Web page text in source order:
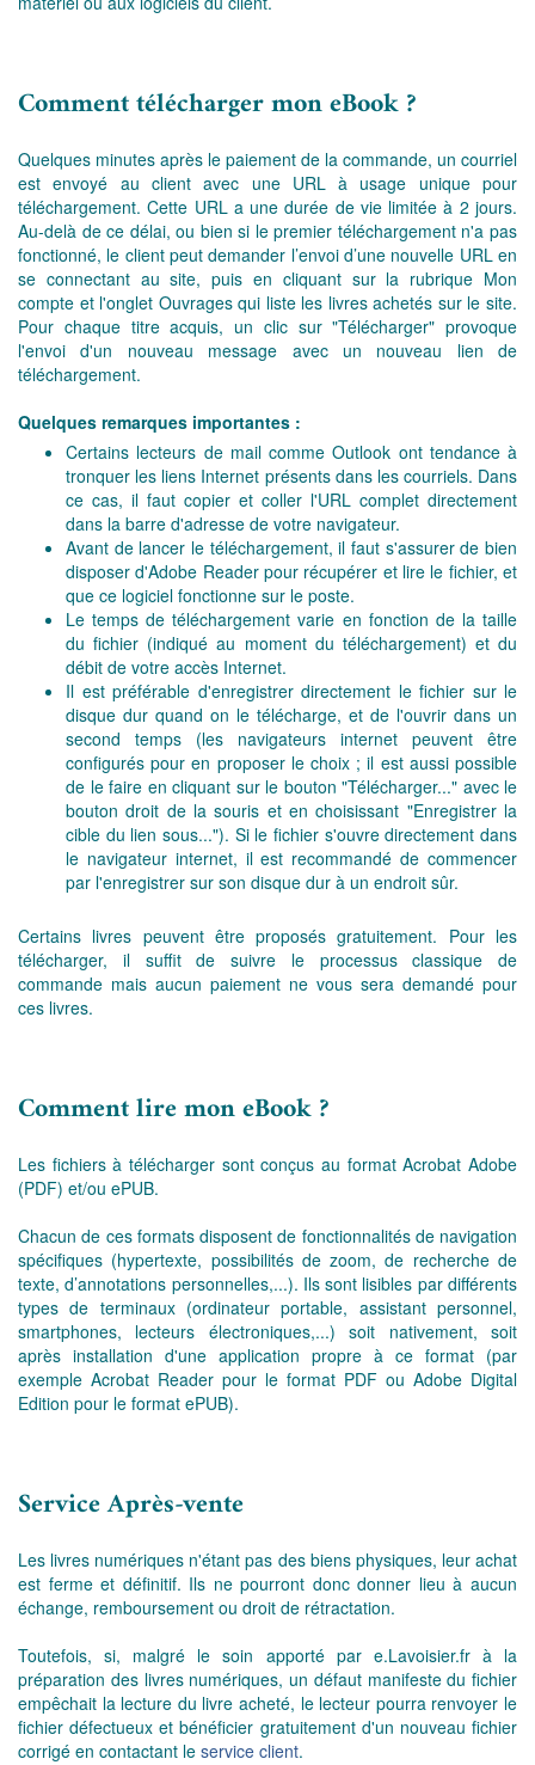
Comment télécharger mon eBook ?
Quelques minutes après le paiement de la commande, un courriel
est envoyé au client avec une URL à usage unique pour
téléchargement. Cette URL a une durée de vie limitée à 2 jours.
Au-delà de ce délai, ou bien si le premier téléchargement n'a pas
fonctionné, le client peut demander l’envoi d’une nouvelle URL en
se connectant au site, puis en cliquant sur la rubrique Mon
compte et l'onglet Ouvrages qui liste les livres achetés sur le site.
Pour chaque titre acquis, un clic sur "Télécharger" provoque
l'envoi d'un nouveau message avec un nouveau lien de
téléchargement.
Quelques remarques importantes :
Certains lecteurs de mail comme Outlook ont tendance à
tronquer les liens Internet présents dans les courriels. Dans
ce cas, il faut copier et coller l'URL complet directement
dans la barre d'adresse de votre navigateur.
Avant de lancer le téléchargement, il faut s'assurer de bien
disposer d'Adobe Reader pour récupérer et lire le fichier, et
que ce logiciel fonctionne sur le poste.
Le temps de téléchargement varie en fonction de la taille
du fichier (indiqué au moment du téléchargement) et du
débit de votre accès Internet.
Il est préférable d'enregistrer directement le fichier sur le
disque dur quand on le télécharge, et de l'ouvrir dans un
second temps (les navigateurs internet peuvent être
configurés pour en proposer le choix ; il est aussi possible
de le faire en cliquant sur le bouton "Télécharger..." avec le
bouton droit de la souris et en choisissant "Enregistrer la
cible du lien sous..."). Si le fichier s'ouvre directement dans
le navigateur internet, il est recommandé de commencer
par l'enregistrer sur son disque dur à un endroit sûr.
Certains livres peuvent être proposés gratuitement. Pour les
télécharger, il suffit de suivre le processus classique de
commande mais aucun paiement ne vous sera demandé pour
ces livres.
Comment lire mon eBook ?
Les fichiers à télécharger sont conçus au format Acrobat Adobe
(PDF) et/ou ePUB.
Chacun de ces formats disposent de fonctionnalités de navigation
spécifiques (hypertexte, possibilités de zoom, de recherche de
texte, d’annotations personnelles,...). Ils sont lisibles par différents
types de terminaux (ordinateur portable, assistant personnel,
smartphones, lecteurs électroniques,...) soit nativement, soit
après installation d'une application propre à ce format (par
exemple Acrobat Reader pour le format PDF ou Adobe Digital
Edition pour le format ePUB).
Service Après-vente
Les livres numériques n'étant pas des biens physiques, leur achat
est ferme et définitif. Ils ne pourront donc donner lieu à aucun
échange, remboursement ou droit de rétractation.
Toutefois, si, malgré le soin apporté par e.Lavoisier.fr à la
préparation des livres numériques, un défaut manifeste du fichier
empêchait la lecture du livre acheté, le lecteur pourra renvoyer le
fichier défectueux et bénéficier gratuitement d'un nouveau fichier
corrigé en contactant le service client.